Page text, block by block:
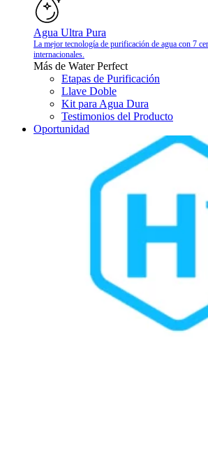
Agua Ultra Pura
La mejor tecnología de purificación de agua con 7
internacionales.
Más de Water Perfect
Etapas de Purificación
Llave Doble
Kit para Agua Dura
Testimonios del Producto
Oportunidad